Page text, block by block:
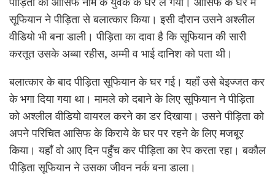
सूफियान ने पीड़िता से बलात्कार किया। इसी दौरान उसने अश्लील
वीडियो भी बना डाली। पीड़िता का दावा है कि सूफियान की सारी
करतूत उसके अब्बा रहीस, अम्मी व भाई दानिश को पता थी।
बलात्कार के बाद पीड़िता सूफियान के घर गई। यहाँ उसे बेइज्जत कर
के भगा दिया गया था। मामले को दबाने के लिए सूफियान ने पीड़िता
को अश्लील वीडियो वायरल करने का डर दिखाया। उसने पीड़िता को
अपने परिचित आसिफ के किराये के घर पर रहने के लिए मजबूर
किया। यहाँ वो आए दिन पहुँच कर पीड़िता का रेप करता रहा। बकौल
पीड़िता सूफियान ने उसका जीवन नर्क बना डाला।